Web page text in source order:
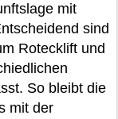
mit
sind
Rotecklift und
So bleibt die
mit der